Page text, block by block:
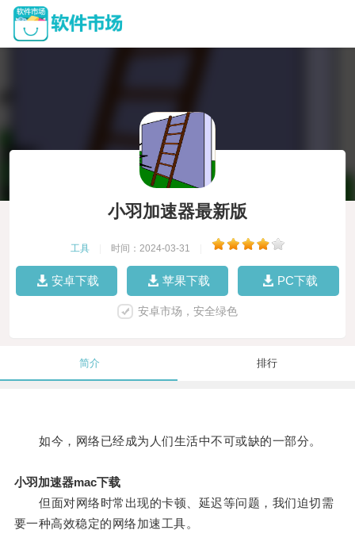
小羽加速器最新版
工具 时间：2024-03-31
安卓下载 苹果下载 PC下载
安卓市场，安全绿色
简介 排行
如今，网络已经成为人们生活中不可或缺的一部分。
小羽加速器mac下载
但面对网络时常出现的卡顿、延迟等问题，我们迫切需
要一种高效稳定的网络加速工具。